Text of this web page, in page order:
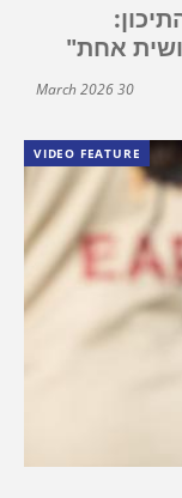
אחת"
30 March 2026
VIDEO FEATURE